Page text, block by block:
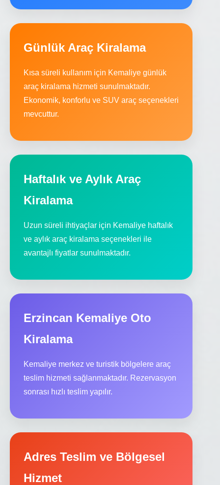
Günlük Araç Kiralama
Kısa süreli kullanım için Kemaliye günlük
araç kiralama hizmeti sunulmaktadır.
Ekonomik, konforlu ve SUV araç seçenekleri
mevcuttur.
Haftalık ve Aylık Araç
Kiralama
Uzun süreli ihtiyaçlar için Kemaliye haftalık
ve aylık araç kiralama seçenekleri ile
avantajlı fiyatlar sunulmaktadır.
Erzincan Kemaliye Oto
Kiralama
Kemaliye merkez ve turistik bölgelere araç
teslim hizmeti sağlanmaktadır. Rezervasyon
sonrası hızlı teslim yapılır.
Adres Teslim ve Bölgesel
Hizmet